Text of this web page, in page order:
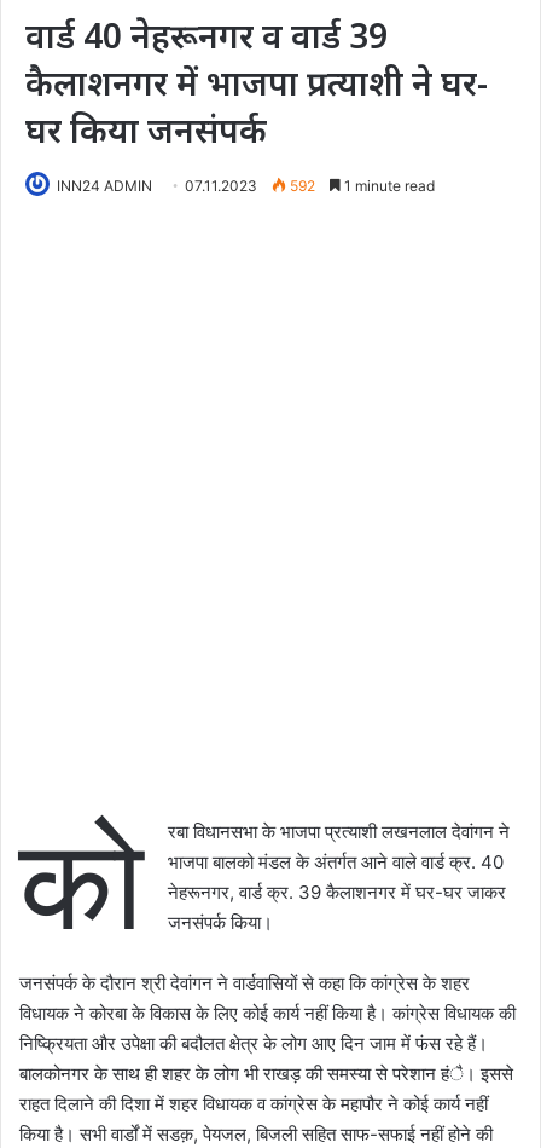
वार्ड 40 नेहरूनगर व वार्ड 39
कैलाशनगर में भाजपा प्रत्याशी ने घर-
घर किया जनसंपर्क
INN24 ADMIN 07.11.2023 592 1 minute read
को
रबा विधानसभा के भाजपा प्रत्याशी लखनलाल देवांगन ने
भाजपा बालको मंडल के अंतर्गत आने वाले वार्ड क्र. 40
नेहरूनगर, वार्ड क्र. 39 कैलाशनगर में घर-घर जाकर
जनसंपर्क किया।
जनसंपर्क के दौरान श्री देवांगन ने वार्डवासियों से कहा कि कांग्रेस के शहर
विधायक ने कोरबा के विकास के लिए कोई कार्य नहीं किया है। कांग्रेस विधायक की
निष्क्रियता और उपेक्षा की बदौलत क्षेत्र के लोग आए दिन जाम में फंस रहे हैं।
बालकोनगर के साथ ही शहर के लोग भी राखड़ की समस्या से परेशान हंै। इससे
राहत दिलाने की दिशा में शहर विधायक व कांग्रेस के महापौर ने कोई कार्य नहीं
किया है। सभी वार्डों में सडक़, पेयजल, बिजली सहित साफ-सफाई नहीं होने की